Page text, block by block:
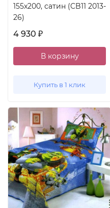
155x200, сатин (CB11 2013-
26)
4 930 ₽
В корзину
Купить в 1 клик